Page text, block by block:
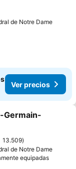
de Notre Dame
Ver precios
Germain-
13.509
de Notre Dame
equipadasVer